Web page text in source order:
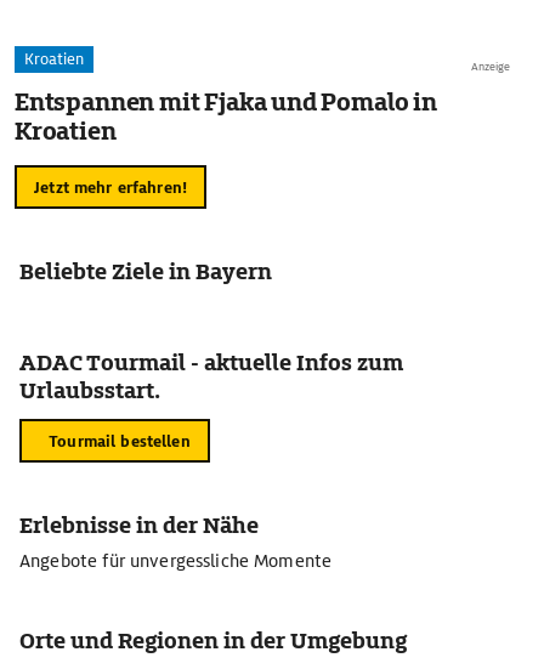
Anzeige
Kroatien
Entspannen mit Fjaka und Pomalo in
Kroatien
Jetzt mehr erfahren!
Beliebte Ziele in Bayern
ADAC Tourmail - aktuelle Infos zum
Urlaubsstart.
Tourmail bestellen
Erlebnisse in der Nähe
Angebote für unvergessliche Momente
Orte und Regionen in der Umgebung